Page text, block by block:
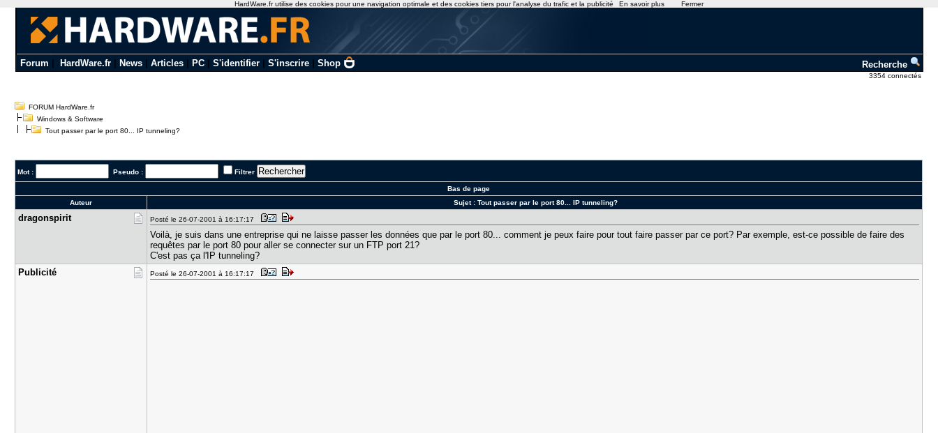
Forum HardWare.fr| News| Articles| PC| S'identifier| S'inscrire| Shop Recherche
3354 connectés
FORUM HardWare.fr
Windows & Software
Tout passer par le port 80... IP tunneling?
Mot : Pseudo : Filtrer
Bas de page
Auteur
Sujet :Tout passer par le port 80... IP tunneling?
dragonspir​it Posté le 26-07-2001 à 16:17:17
Voilà, je suis dans une entreprise qui ne laisse passer les données que par le port 80... comment je peux faire pour tout faire passer par ce port? Par exemple, est-ce possible de faire des
requêtes par le port 80 pour aller se connecter sur un FTP port 21?
C'est pas ça l'IP tunneling?
Publicité
Posté le 26-07-2001 à 16:17:17
HardWare.fr utilise des cookies pour une navigation optimale et des cookies tiers pour l'analyse du trafic et la publicité En savoir plus Fermer